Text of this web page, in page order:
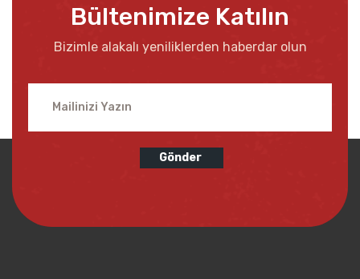
Bültenimize Katılın
Bizimle alakalı yeniliklerden haberdar olun
Gönder